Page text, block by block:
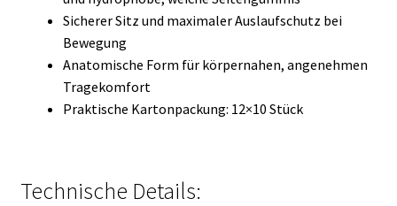
Sicherer Sitz und maximaler Auslaufschutz bei
Bewegung
Anatomische Form für körpernahen, angenehmen
Tragekomfort
Praktische Kartonpackung: 12×10 Stück
Technische Details: